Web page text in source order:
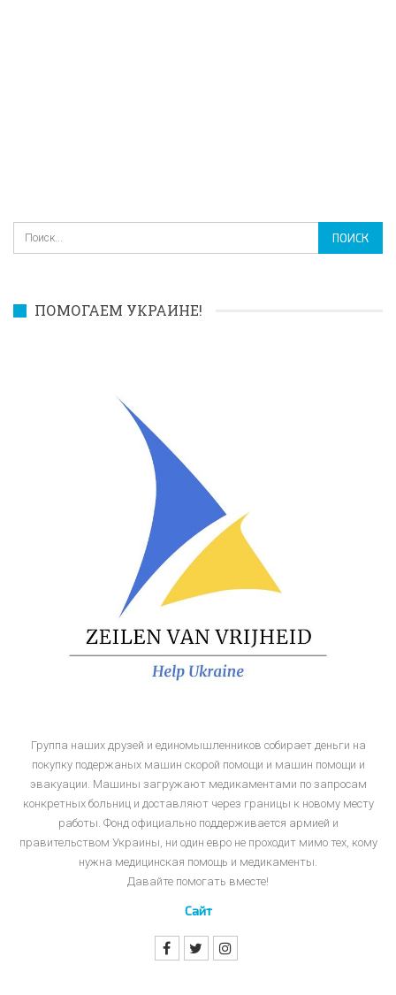
ПОМОГАЕМ УКРАИНЕ!
Группа наших друзей и единомышленников собирает деньги на
покупку подержаных машин скорой помощи и машин помощи и
эвакуации. Машины загружают медикаментами по запросам
конкретных больниц и доставляют через границы к новому месту
работы. Фонд официально поддерживается армией и
правительством Украины, ни один евро не проходит мимо тех, кому
нужна медицинская помощь и медикаменты.
Давайте помогать вместе!
Сайт